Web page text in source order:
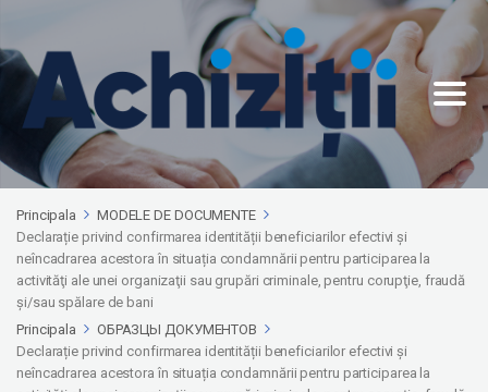
Principala
MODELE DE DOCUMENTE
Declarație privind confirmarea identității beneficiarilor efectivi și
neîncadrarea acestora în situația condamnării pentru participarea la
activităţi ale unei organizaţii sau grupări criminale, pentru corupţie, fraudă
şi/sau spălare de bani
Principala
ОБРАЗЦЫ ДОКУМЕНТОВ
Declarație privind confirmarea identității beneficiarilor efectivi și
neîncadrarea acestora în situația condamnării pentru participarea la